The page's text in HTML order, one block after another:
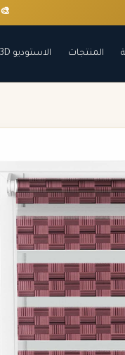
المنتجات الاستوديو 3D